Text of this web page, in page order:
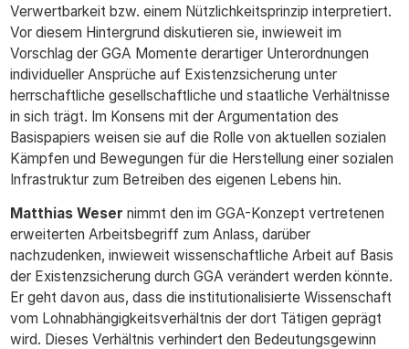
Verwertbarkeit bzw. einem Nützlichkeitsprinzip interpretiert.
Vor diesem Hintergrund diskutieren sie, inwieweit im
Vorschlag der GGA Momente derartiger Unterordnungen
individueller Ansprüche auf Existenzsicherung unter
herrschaftliche gesellschaftliche und staatliche Verhältnisse
in sich trägt. Im Konsens mit der Argumentation des
Basispapiers weisen sie auf die Rolle von aktuellen sozialen
Kämpfen und Bewegungen für die Herstellung einer sozialen
Infrastruktur zum Betreiben des eigenen Lebens hin.
Matthias Weser nimmt den im GGA-Konzept vertretenen
erweiterten Arbeitsbegriff zum Anlass, darüber
nachzudenken, inwieweit wissenschaftliche Arbeit auf Basis
der Existenzsicherung durch GGA verändert werden könnte.
Er geht davon aus, dass die institutionalisierte Wissenschaft
vom Lohnabhängigkeitsverhältnis der dort Tätigen geprägt
wird. Dieses Verhältnis verhindert den Bedeutungsgewinn